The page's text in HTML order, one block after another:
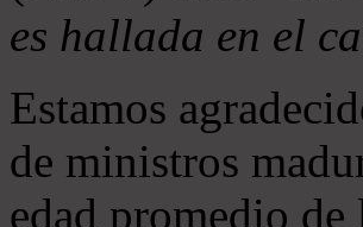
es hallada en el
Estamos
de ministros
edad promedio